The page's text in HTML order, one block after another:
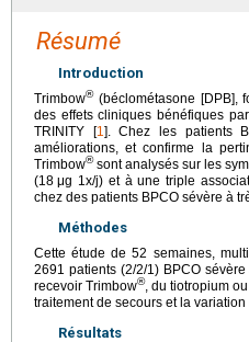
Résumé
Introduction
Trimbow®(béclométasone [DPB],
des effets cliniques bénéfiques
TRINITY [1 ]. Chez les patients
améliorations, et confirme la
Trimbow®sont analysés sur les
(18 μg 1x/j) et à une triple
chez des patients BPCO sévère à
Méthodes
Cette étude de 52 semaines,
2691 patients (2/2/1) BPCO
recevoir Trimbow®, du tiotropium
traitement de secours et la
Résultats